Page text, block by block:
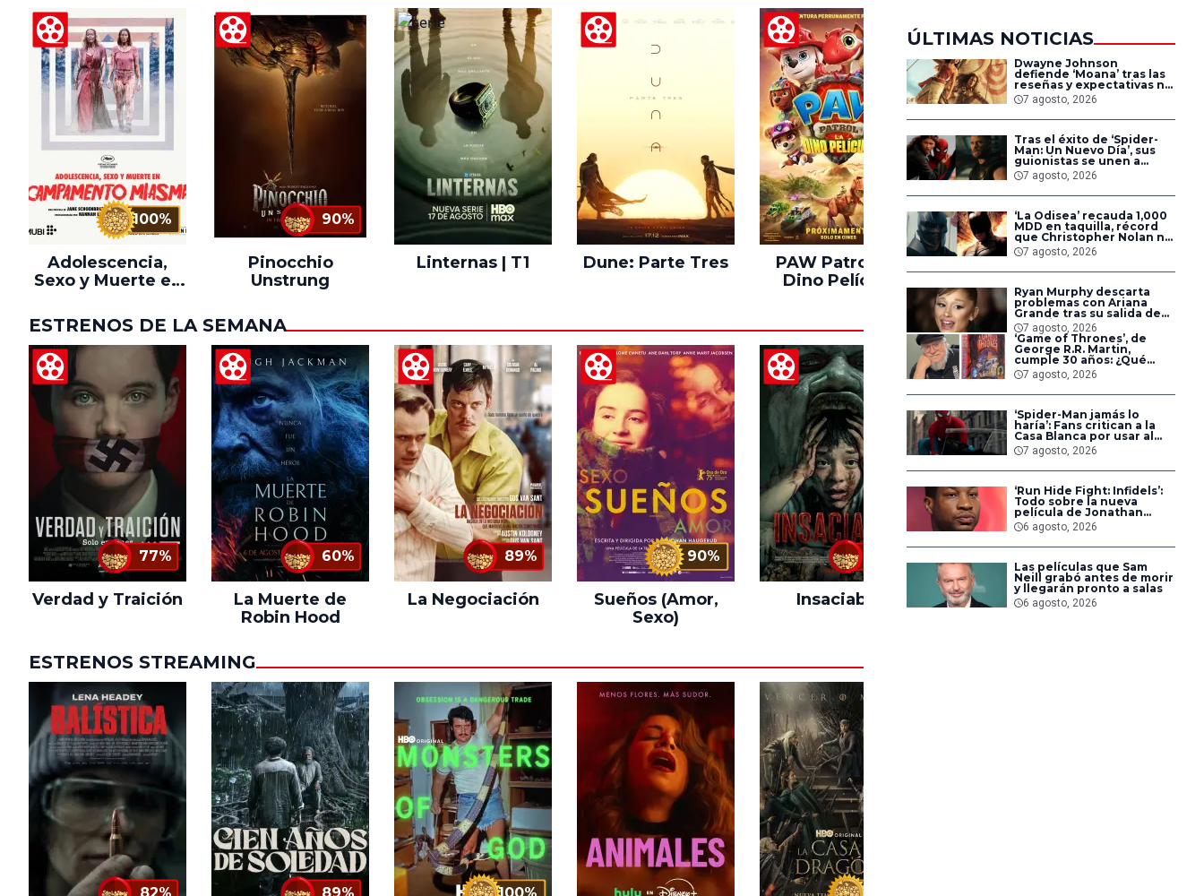
100%
Adolescencia,
Sexo y Muerte en
Miasma
90%
Pinocchio
Unstrung
Linternas | T1 Dune: Parte Tres
PAW Patrol: La
Dino Película
Los Juegos del
Amanecer en La
Cosecha
ESTRENOS DE LA SEMANA
77%
Verdad y Traición
60%
La Muerte de
Robin Hood
89%
La Negociación
90%
Sueños (Amor,
Sexo)
Insaciable
El Día D: Bajo
ESTRENOS STREAMING
ÚLTIMAS NOTICIAS
Dwayne Johnson
defiende ‘Moana’ tras las
reseñas y expectativas no
cumplidas: ‘Así son las
cosas’
7 agosto, 2026
Tras el éxito de ‘Spider-
Man: Un Nuevo Día’, sus
guionistas se unen a
‘Avengers: Doomsday’ y
‘Secret Wars’
7 agosto, 2026
‘La Odisea’ recauda 1,000
MDD en taquilla, récord
que Christopher Nolan no
alcanzaba desde hace 14
años
7 agosto, 2026
Ryan Murphy descarta
problemas con Ariana
Grande tras su salida de
‘American Horror Story’
7 agosto, 2026
‘Game of Thrones’, de
George R.R. Martin,
cumple 30 años: ¿Qué
sabemos del futuro de la
saga?
7 agosto, 2026
‘Spider-Man jamás lo
haría’: Fans critican a la
Casa Blanca por usar al
héroe para promover
deportaciones
7 agosto, 2026
‘Run Hide Fight: Infidels’:
Todo sobre la nueva
película de Jonathan
Majors en la que lucha
contra islamistas
radicales
6 agosto, 2026
Las películas que Sam
Neill grabó antes de morir
y llegarán pronto a salas
6 agosto, 2026